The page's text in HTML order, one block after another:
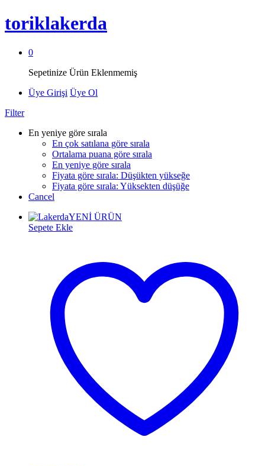
toriklakerda
0
Sepetinize Ürün Eklenmemiş
Üye Girişi Üye Ol
Filter
En yeniye göre sırala
En çok satılana göre sırala
Ortalama puana göre sırala
En yeniye göre sırala
Fiyata göre sırala: Düşükten yükseğe
Fiyata göre sırala: Yüksekten düşüğe
Cancel
YENİ ÜRÜN
Sepete Ekle